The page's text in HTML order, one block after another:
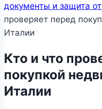
документы и защита
проверяет перед
Италии
Кто и что
покупкой
Италии